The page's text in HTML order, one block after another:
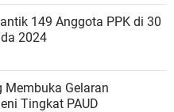
149 Anggota PPK di 30
2024
Membuka Gelaran
Tingkat PAUD